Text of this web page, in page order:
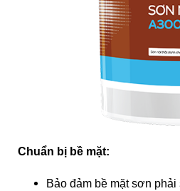
Chuẩn bị bề mặt:
Bảo đảm bề mặt sơn